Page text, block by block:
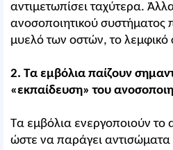
αντιμετωπίσει ταχύτερα.
ανοσοποιητικού συστήματος
μυελό των οστών, το
2. Τα εμβόλια παίζουν
«εκπαίδευση» του
Τα εμβόλια ενεργοποιούν το
ώστε να παράγει αντισώματα